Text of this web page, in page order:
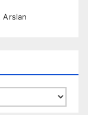
Arslan